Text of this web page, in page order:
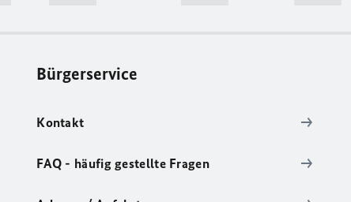
Bürgerservice
Kontakt
FAQ - häufig gestellte Fragen